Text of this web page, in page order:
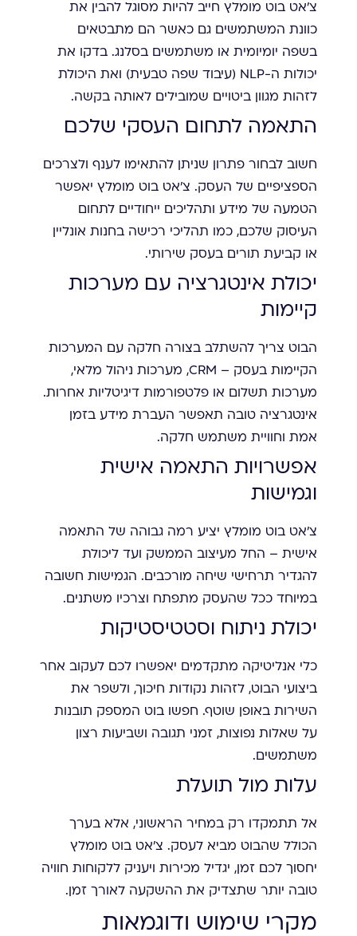
צ'אט בוט מומלץ חייב להיות מסוגל להבין את
כוונת המשתמשים גם כאשר הם מתבטאים
בשפה יומיומית או משתמשים בסלנג. בדקו את
יכולות ה-NLP (עיבוד שפה טבעית) ואת היכולת
לזהות מגוון ביטויים שמובילים לאותה בקשה.
התאמה לתחום העסקי שלכם
חשוב לבחור פתרון שניתן להתאימו לענף ולצרכים
הספציפיים של העסק. צ'אט בוט מומלץ יאפשר
הטמעה של מידע ותהליכים ייחודיים לתחום
העיסוק שלכם, כמו תהליכי רכישה בחנות אונליין
או קביעת תורים בעסק שירותי.
יכולת אינטגרציה עם מערכות
קיימות
הבוט צריך להשתלב בצורה חלקה עם המערכות
הקיימות בעסק – CRM, מערכות ניהול מלאי,
מערכות תשלום או פלטפורמות דיגיטליות אחרות.
אינטגרציה טובה תאפשר העברת מידע בזמן
אמת וחוויית משתמש חלקה.
אפשרויות התאמה אישית
וגמישות
צ'אט בוט מומלץ יציע רמה גבוהה של התאמה
אישית – החל מעיצוב הממשק ועד ליכולת
להגדיר תרחישי שיחה מורכבים. הגמישות חשובה
במיוחד ככל שהעסק מתפתח וצרכיו משתנים.
יכולת ניתוח וסטטיסטיקות
כלי אנליטיקה מתקדמים יאפשרו לכם לעקוב אחר
ביצועי הבוט, לזהות נקודות חיכוך, ולשפר את
השירות באופן שוטף. חפשו בוט המספק תובנות
על שאלות נפוצות, זמני תגובה ושביעות רצון
משתמשים.
עלות מול תועלת
אל תתמקדו רק במחיר הראשוני, אלא בערך
הכולל שהבוט מביא לעסק. צ'אט בוט מומלץ
יחסוך לכם זמן, יגדיל מכירות ויעניק ללקוחות חוויה
טובה יותר שתצדיק את ההשקעה לאורך זמן.
מקרי שימוש ודוגמאות